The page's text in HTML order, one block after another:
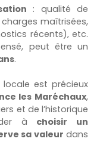
: qualité de
maîtrisées,
récents), etc.
peut être un
.
locale est précieux
les Maréchaux,
et de l’historique
à choisir un
sa valeur dans